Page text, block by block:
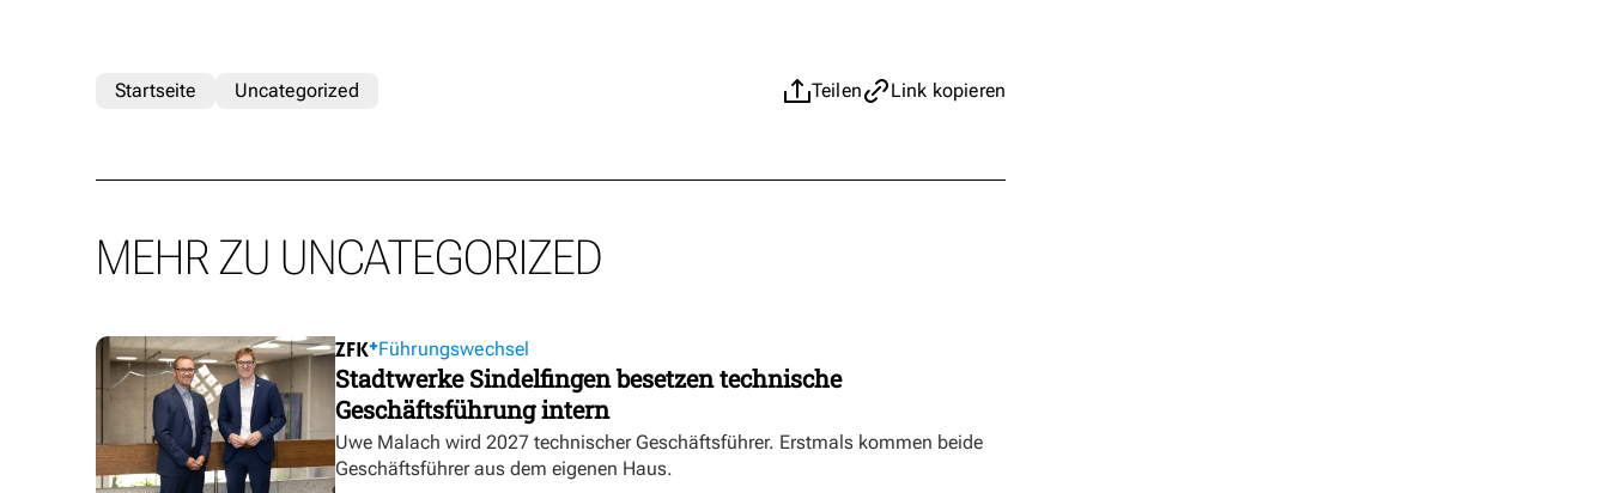
Teilen Link kopieren
Startseite Uncategorized
MEHR ZU UNCATEGORIZED
Führungswechsel
Stadtwerke Sindelfingen besetzen technische
Geschäftsführung intern
Uwe Malach wird 2027 technischer Geschäftsführer. Erstmals kommen beide
Geschäftsführer aus dem eigenen Haus.